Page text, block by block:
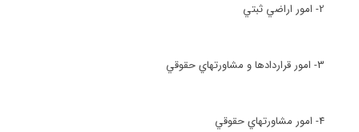
2- امور اراضي ثبتي
3- امور قراردادها و مشاورتهاي حقوقي
4- امور مشاورتهاي حقوقي